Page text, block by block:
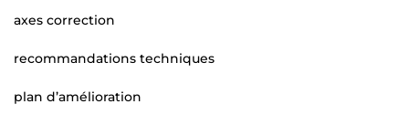
axes correction
recommandations techniques
plan d’amélioration